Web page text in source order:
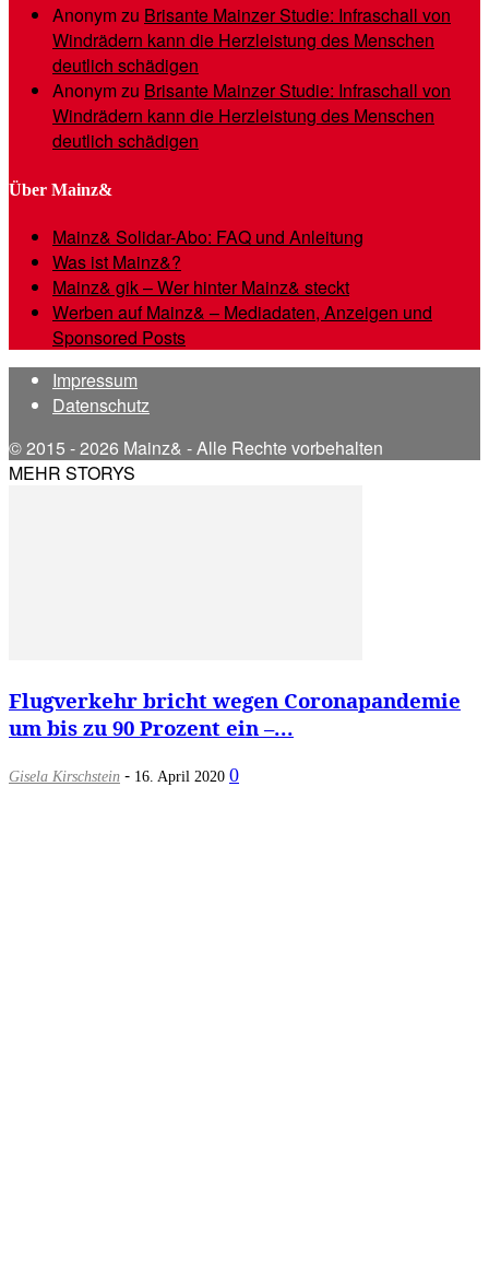
Anonymzu Brisante Mainzer Studie: Infraschall von
Windrädern kann die Herzleistung des Menschen
deutlich schädigen
Anonymzu Brisante Mainzer Studie: Infraschall von
Windrädern kann die Herzleistung des Menschen
deutlich schädigen
Über Mainz&
Mainz& Solidar-Abo: FAQ und Anleitung
Was ist Mainz&?
Mainz& gik – Wer hinter Mainz& steckt
Werben auf Mainz& – Mediadaten, Anzeigen und
Sponsored Posts
Impressum
Datenschutz
© 2015 - 2026 Mainz& - Alle Rechte vorbehalten
MEHR STORYS
Flugverkehr bricht wegen Coronapandemie
um bis zu 90 Prozent ein –...
Gisela Kirschstein - 16. April 2020 0